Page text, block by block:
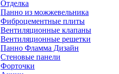
Отделка
Панно из можжевельника
Фиброцементные плиты
Вентиляционные клапаны
Вентиляционные решетки
Панно Фламма Дизайн
Стеновые панели
Форточки